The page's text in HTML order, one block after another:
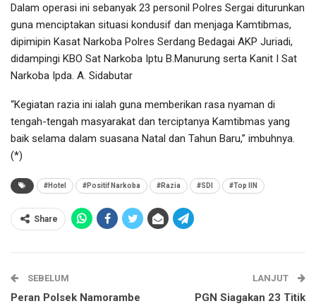
Dalam operasi ini sebanyak 23 personil Polres Sergai diturunkan
guna menciptakan situasi kondusif dan menjaga Kamtibmas,
dipimipin Kasat Narkoba Polres Serdang Bedagai AKP Juriadi,
didampingi KBO Sat Narkoba Iptu B.Manurung serta Kanit I Sat
Narkoba Ipda. A. Sidabutar
“Kegiatan razia ini ialah guna memberikan rasa nyaman di
tengah-tengah masyarakat dan terciptanya Kamtibmas yang
baik selama dalam suasana Natal dan Tahun Baru,” imbuhnya.
(*)
#Hotel #Positif Narkoba #Razia #SDI #Top IIN
Share
SEBELUM
Peran Polsek Namorambe
LANJUT
PGN Siagakan 23 Titik